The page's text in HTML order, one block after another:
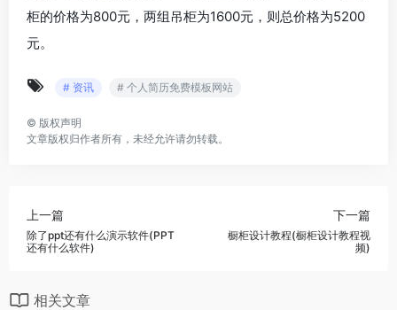
柜的价格为800元，两组吊柜为1600元，则总价格为5200
元。
# 资讯 # 个人简历免费模板网站
© 版权声明
文章版权归作者所有，未经允许请勿转载。
上一篇
除了ppt还有什么演示软件(PPT
还有什么软件)
下一篇
橱柜设计教程(橱柜设计教程视
频)
相关文章